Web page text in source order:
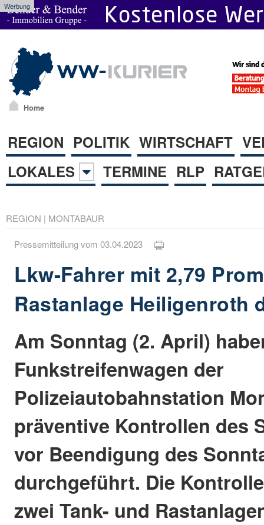
Werbung
Home
REGION POLITIK WIRTSCHAFT
LOKALES
TERMINE RLP
REGION | MONTABAUR
Pressemitteilung vom 03.04.2023
Lkw-Fahrer mit 2,79
Rastanlage Heiligenroth
Am Sonntag (2. April)
Funkstreifenwagen der
Polizeiautobahnstation
präventive Kontrollen des
vor Beendigung des
durchgeführt. Die
zwei Tank- und